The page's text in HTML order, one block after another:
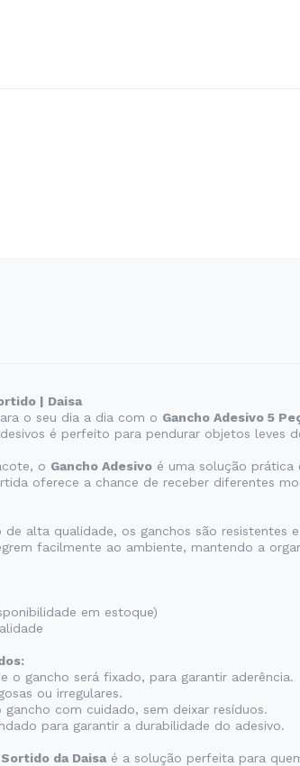
| Daisa
o seu dia a dia com o Gancho Adesivo 5
é perfeito para pendurar objetos leves
o Gancho Adesivo é uma solução prática
oferece a chance de receber diferentes
de alta qualidade, os ganchos são
facilmente ao ambiente, mantendo a
em estoque)
o gancho será fixado, para garantir aderência.
ou irregulares.
gancho com cuidado, sem deixar resíduos.
para garantir a durabilidade do adesivo.
da Daisa é a solução perfeita para